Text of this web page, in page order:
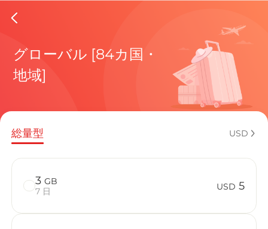
現在の目
eSIMの利
グローバル [84カ国・
地域]
総量型 USD
3 GB
7 日
USD 5